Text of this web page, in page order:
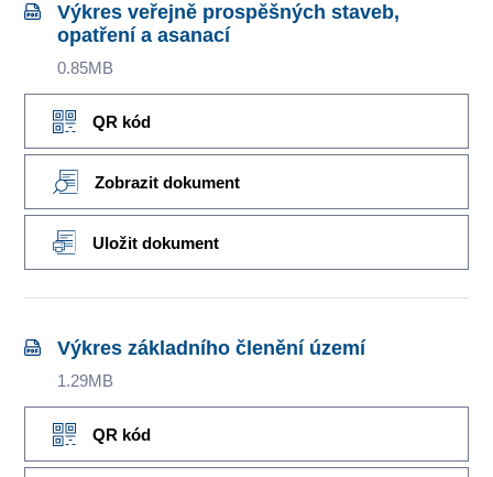
Výkres veřejně prospěšných staveb,
opatření a asanací
0.85MB
QR kód
Zobrazit dokument
Uložit dokument
Výkres základního členění území
1.29MB
QR kód